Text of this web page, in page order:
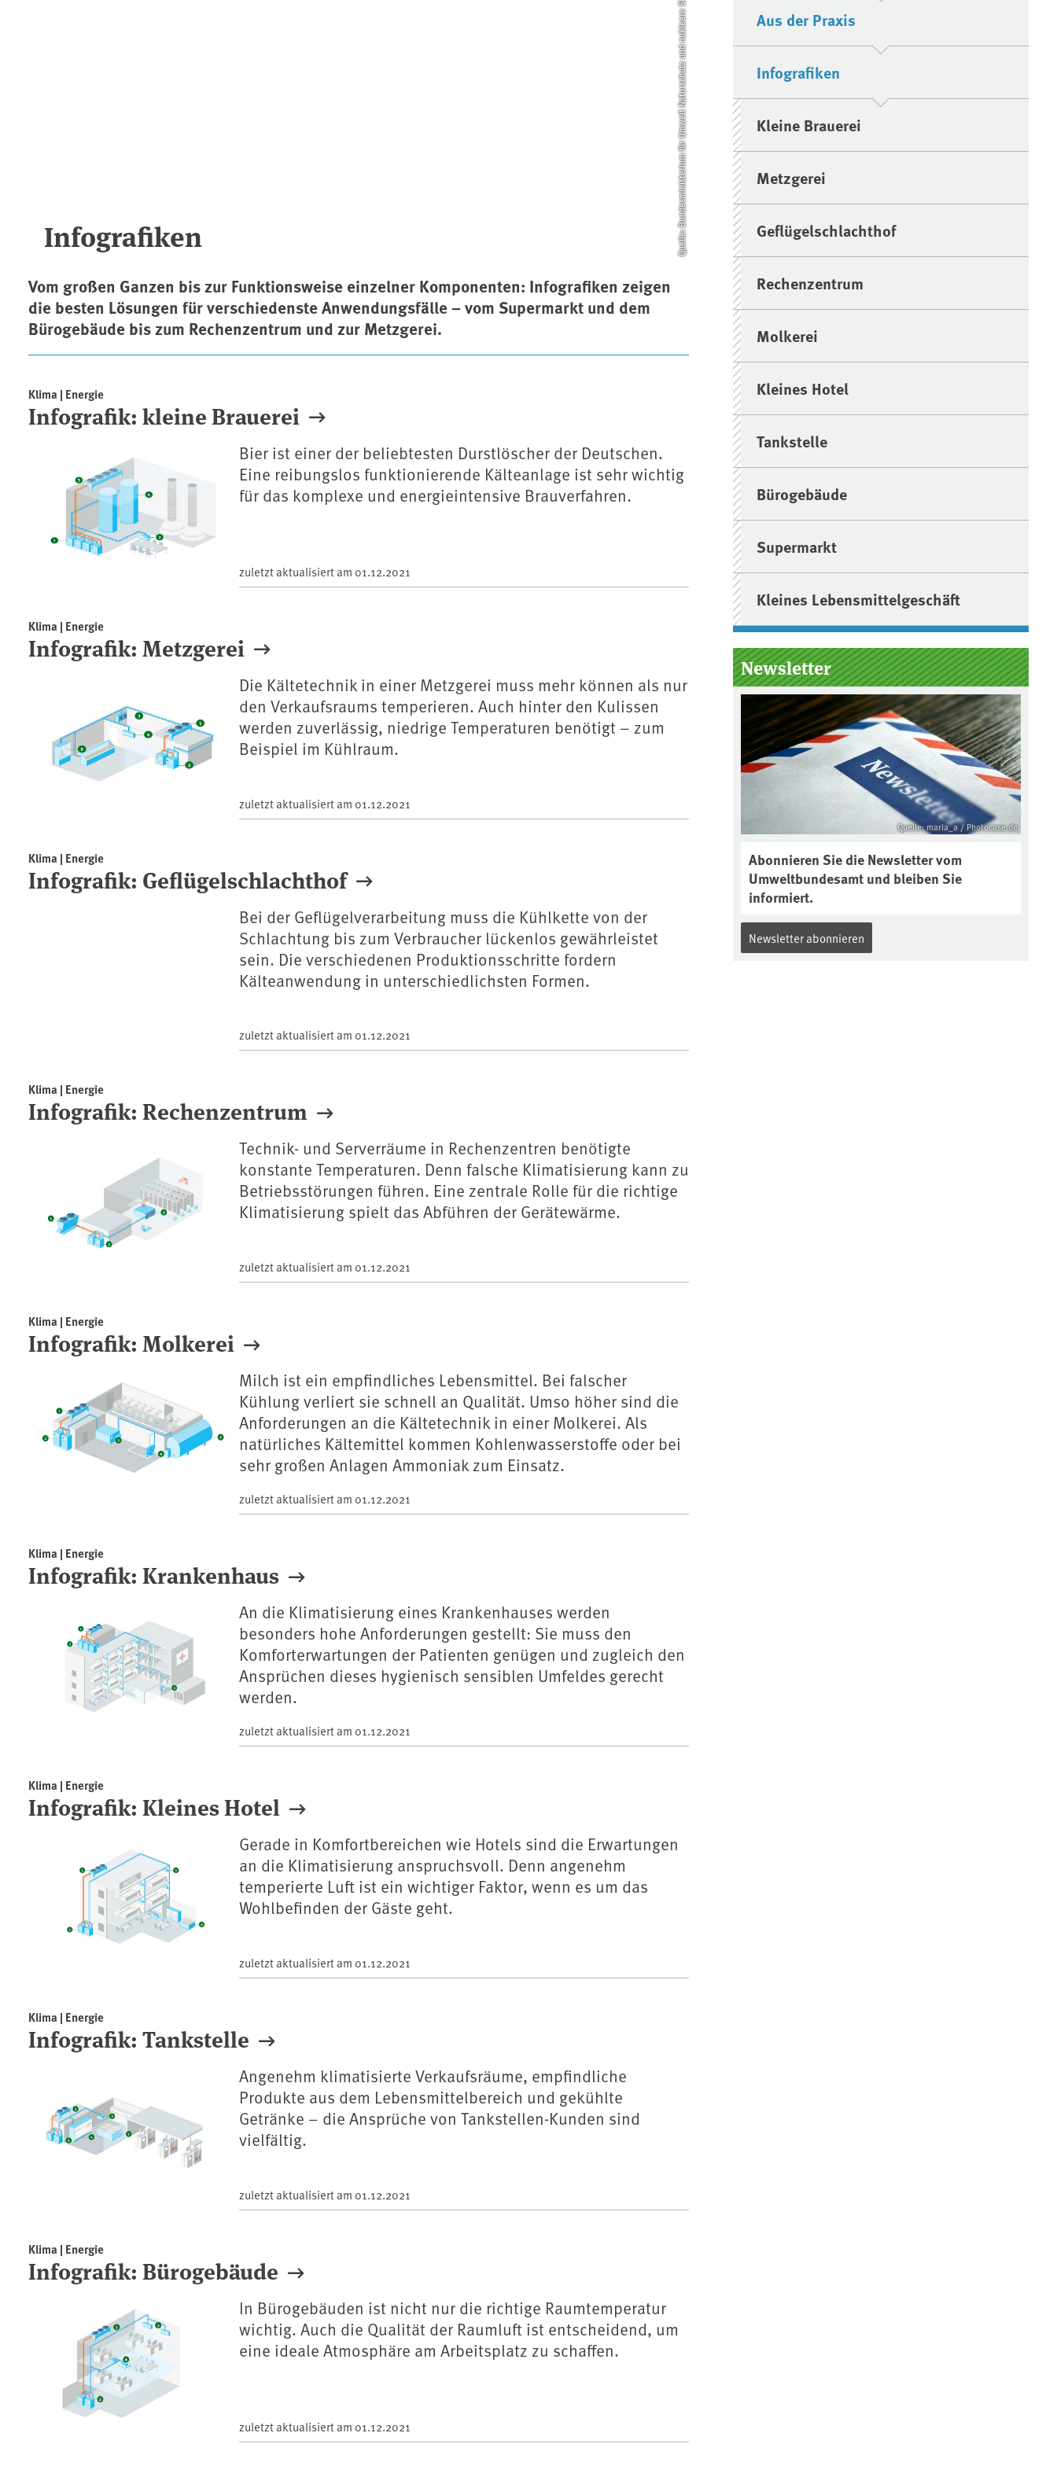
Quelle: Bundesministerium für Umwelt Naturschutz und nukleare Sicherheit
Infografiken
Vom großen Ganzen bis zur Funktionsweise einzelner Komponenten: Infografiken zeigen
die besten Lösungen für verschiedenste Anwendungsfälle – vom Supermarkt und dem
Bürogebäude bis zum Rechenzentrum und zur Metzgerei.
Artikel
Klima | Energie
Infografik: kleine Brauerei
Bier ist einer der beliebtesten Durstlöscher der Deutschen.
Eine reibungslos funktionierende Kälteanlage ist sehr wichtig
für das komplexe und energieintensive Brauverfahren.
zuletzt aktualisiert am 01.12.2021
Klima | Energie
Infografik: Metzgerei
Die Kältetechnik in einer Metzgerei muss mehr können als nur
den Verkaufsraums temperieren. Auch hinter den Kulissen
werden zuverlässig, niedrige Temperaturen benötigt – zum
Beispiel im Kühlraum.
zuletzt aktualisiert am 01.12.2021
Klima | Energie
Infografik: Geflügelschlachthof
Bei der Geflügelverarbeitung muss die Kühlkette von der
Schlachtung bis zum Verbraucher lückenlos gewährleistet
sein. Die verschiedenen Produktionsschritte fordern
Kälteanwendung in unterschiedlichsten Formen.
zuletzt aktualisiert am 01.12.2021
Klima | Energie
Infografik: Rechenzentrum
Technik- und Serverräume in Rechenzentren benötigte
konstante Temperaturen. Denn falsche Klimatisierung kann zu
Betriebsstörungen führen. Eine zentrale Rolle für die richtige
Klimatisierung spielt das Abführen der Gerätewärme.
zuletzt aktualisiert am 01.12.2021
Klima | Energie
Infografik: Molkerei
Milch ist ein empfindliches Lebensmittel. Bei falscher
Kühlung verliert sie schnell an Qualität. Umso höher sind die
Anforderungen an die Kältetechnik in einer Molkerei. Als
natürliches Kältemittel kommen Kohlenwasserstoffe oder bei
sehr großen Anlagen Ammoniak zum Einsatz.
zuletzt aktualisiert am 01.12.2021
Klima | Energie
Infografik: Krankenhaus
An die Klimatisierung eines Krankenhauses werden
besonders hohe Anforderungen gestellt: Sie muss den
Komforterwartungen der Patienten genügen und zugleich den
Ansprüchen dieses hygienisch sensiblen Umfeldes gerecht
werden.
zuletzt aktualisiert am 01.12.2021
Klima | Energie
Infografik: Kleines Hotel
Gerade in Komfortbereichen wie Hotels sind die Erwartungen
an die Klimatisierung anspruchsvoll. Denn angenehm
temperierte Luft ist ein wichtiger Faktor, wenn es um das
Wohlbefinden der Gäste geht.
zuletzt aktualisiert am 01.12.2021
Klima | Energie
Infografik: Tankstelle
Angenehm klimatisierte Verkaufsräume, empfindliche
Produkte aus dem Lebensmittelbereich und gekühlte
Getränke – die Ansprüche von Tankstellen-Kunden sind
vielfältig.
zuletzt aktualisiert am 01.12.2021
Klima | Energie
Infografik: Bürogebäude
In Bürogebäuden ist nicht nur die richtige Raumtemperatur
wichtig. Auch die Qualität der Raumluft ist entscheidend, um
eine ideale Atmosphäre am Arbeitsplatz zu schaffen.
zuletzt aktualisiert am 01.12.2021
Aus der Praxis
Infografiken
Kleine Brauerei
Metzgerei
Geflügelschlachthof
Rechenzentrum
Molkerei
Kleines Hotel
Tankstelle
Bürogebäude
Supermarkt
Kleines Lebensmittelgeschäft
Newsletter
Quelle: maria_a / Photocase.de
Abonnieren Sie die Newsletter vom
Umweltbundesamt und bleiben Sie
informiert.
Newsletter abonnieren